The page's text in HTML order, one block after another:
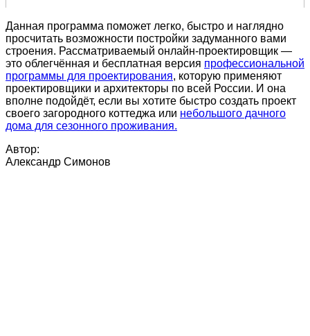
Данная программа поможет легко, быстро и наглядно
просчитать возможности постройки задуманного вами
строения. Рассматриваемый онлайн-проектировщик —
это облегчённая и бесплатная версия профессиональной
программы для проектирования, которую применяют
проектировщики и архитекторы по всей России. И она
вполне подойдёт, если вы хотите быстро создать проект
своего загородного коттеджа или небольшого дачного
дома для сезонного проживания.
Автор:
Александр Симонов